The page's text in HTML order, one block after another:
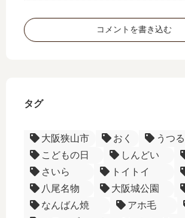
コメントを書き込む
タグ
大阪狭山市 おく うつる
こどもの日
しんどい
さいら
トイトイ
八尾名物
大阪城公園
なんばん焼
アホ毛